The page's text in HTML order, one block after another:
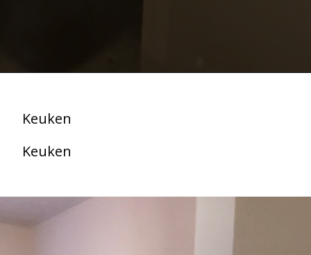
Keuken
Keuken